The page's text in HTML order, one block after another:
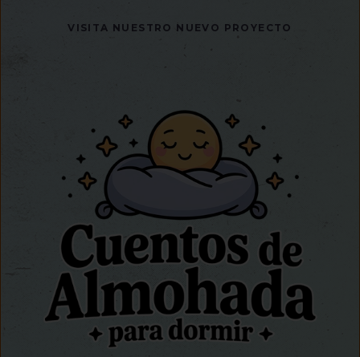
VISITA NUESTRO NUEVO PROYECTO